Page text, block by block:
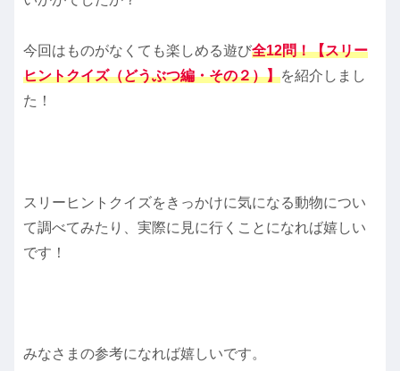
今回はものがなくても楽しめる遊び全12問！【スリー
ヒントクイズ（どうぶつ編・その２）】を紹介しまし
た！
スリーヒントクイズをきっかけに気になる動物につい
て調べてみたり、実際に見に行くことになれば嬉しい
です！
みなさまの参考になれば嬉しいです。